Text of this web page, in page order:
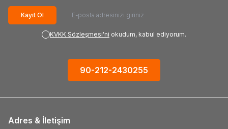
Kayıt Ol
KVKK Sözleşmesi'ni okudum, kabul ediyorum.
90-212-2430255
Adres & İletişim